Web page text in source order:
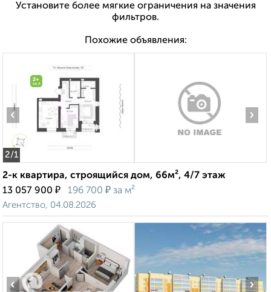
Установите более мягкие ограничения на значения
фильтров.
Похожие объявления:
2/1
‹ ›
2-к квартира, строящийся дом, 66м², 4/7 этаж
13 057 900 ₽ 196 700 ₽ за м²
Агентство, 04.08.2026
‹ ›